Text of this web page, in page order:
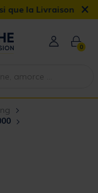
Domicile offerte dès
×
0